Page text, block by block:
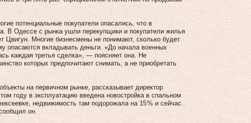
потенциальные покупатели опасались, что в
В Одессе с рынка ушли перекупщики и покупатели жилья
Цвигун. Многие бизнесмены не понимают, сколько будет
опасаются вкладывать деньги. «До начала военных
каждая третья сделка», — поясняет она. Не
которых предпочитают снимать, а не приобретать
на первичном рынке, рассказывает директор
году в эксплуатацию введена новостройка в спальном
недвижимость там подорожала на 15 % и сейчас
он.